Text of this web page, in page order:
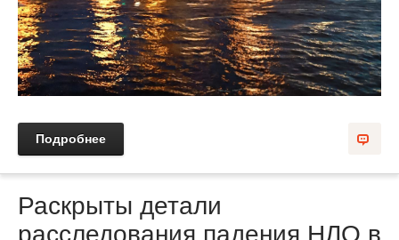
Подробнее
Раскрыты детали
расследования падения НЛО в